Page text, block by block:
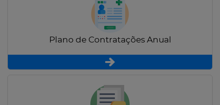
Plano de Contratações Anual